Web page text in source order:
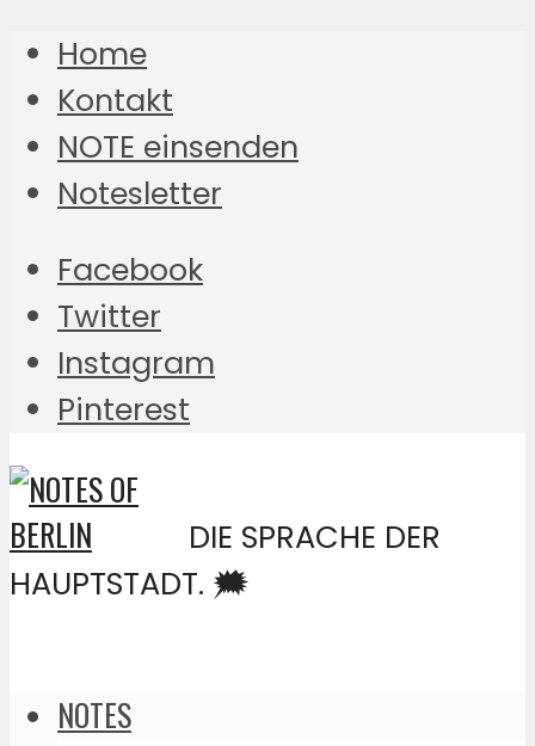
Home
Kontakt
NOTE einsenden
Notesletter
Facebook
Twitter
Instagram
Pinterest
DIE SPRACHE DER
HAUPTSTADT. 🗯️
NOTES